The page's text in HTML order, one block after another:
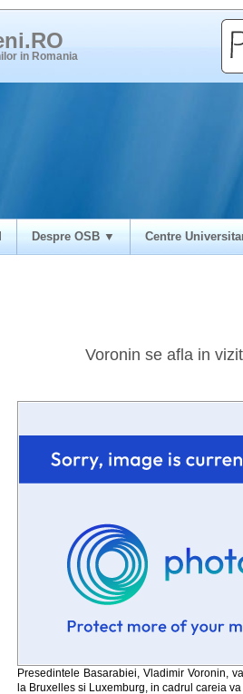
in Romania
Despre OSB ▼ Centre
Voronin se afla in
Presedintele Basarabiei, Vladimir Voronin,
la Bruxelles si Luxemburg, in cadrul careia